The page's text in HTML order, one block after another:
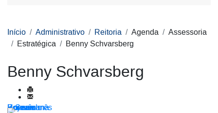
Início Administrativo Reitoria Agenda
Assessoria
Estratégica
Benny Schvarsberg
Benny Schvarsberg
Por ano
Por mês
Por semana
Hoje
Ir para o mês